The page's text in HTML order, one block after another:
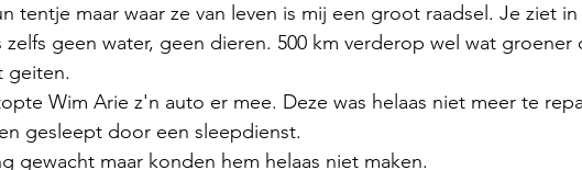
tentje maar waar ze van leven is mij een groot raadsel. Je ziet
geen water, geen dieren. 500 km verderop wel wat groener
geiten.
Wim Arie z'n auto er mee. Deze was helaas niet meer te
gesleept door een sleepdienst.
gewacht maar konden hem helaas niet maken.